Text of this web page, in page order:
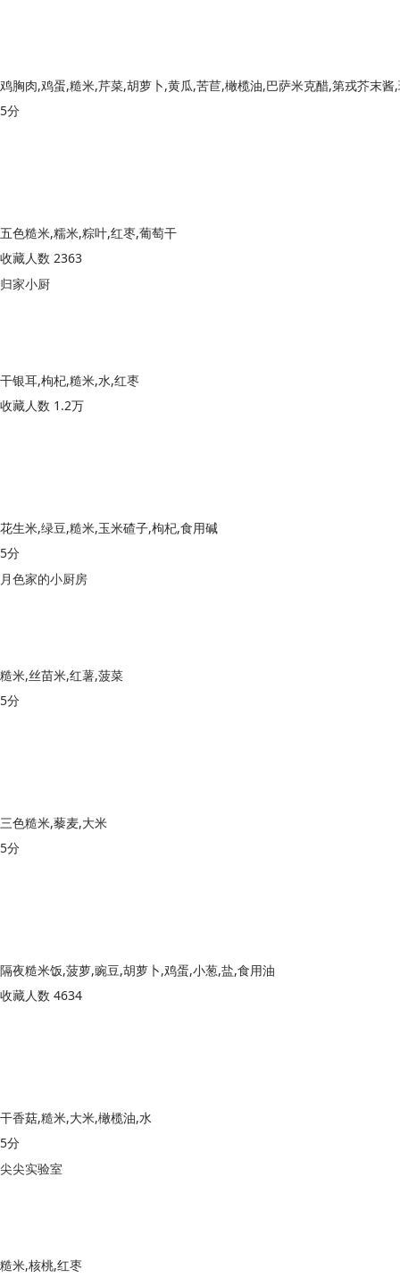
5分
五色糙米,糯米,粽叶,红枣,葡萄干
收藏人数 2363
归家小厨
干银耳,枸杞,糙米,水,红枣
收藏人数 1.2万
花生米,绿豆,糙米,玉米碴子,枸杞,食用碱
5分
月色家的小厨房
糙米,丝苗米,红薯,菠菜
5分
三色糙米,藜麦,大米
5分
隔夜糙米饭,菠萝,豌豆,胡萝卜,鸡蛋,小葱,盐,食用油
收藏人数 4634
干香菇,糙米,大米,橄榄油,水
5分
尖尖实验室
糙米,核桃,红枣